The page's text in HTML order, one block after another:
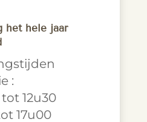
het hele jaar
:
12u30
17u00